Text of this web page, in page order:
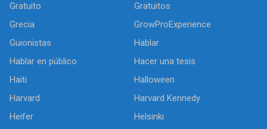
Gratuito
Gratuitos
Grecia
GrowProExperience
Guionistas
Hablar
Hablar en público
Hacer una tesis
Haiti
Halloween
Harvard
Harvard Kennedy
Heifer
Helsinki